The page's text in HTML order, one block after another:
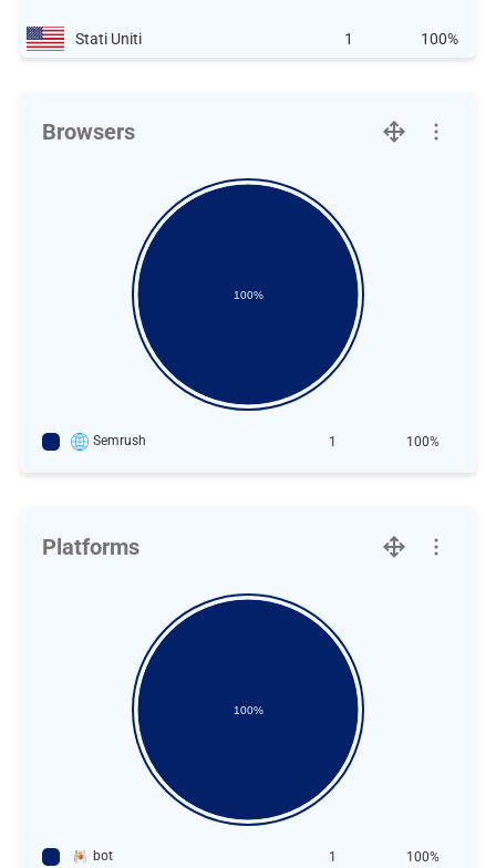
Stati Uniti 1 100%
Browsers
100%
Semrush 1 100%
Platforms
100%
bot 1 100%